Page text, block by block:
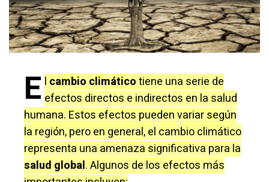
E l cambio climáticotiene una serie de
efectos directos e indirectos en la salud
humana. Estos efectos pueden variar según
la región, pero en general, el cambio climático
representa una amenaza significativa para la
salud global. Algunos de los efectos más